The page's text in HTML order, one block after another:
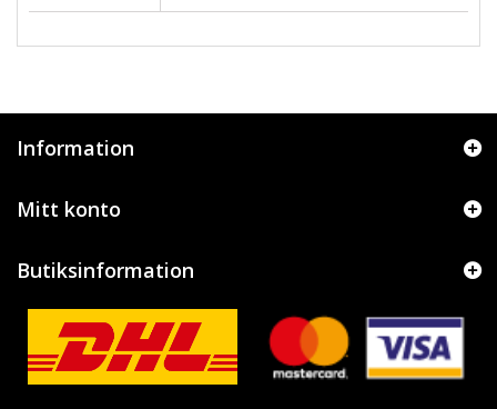
Information
Mitt konto
Butiksinformation